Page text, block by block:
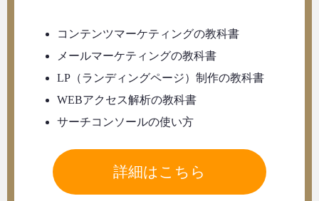
コンテンツマーケティングの教科書
メールマーケティングの教科書
LP（ランディングページ）制作の教科書
WEBアクセス解析の教科書
サーチコンソールの使い方
詳細はこちら